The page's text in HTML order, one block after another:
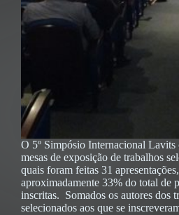
O 5º Simpósio Internacional
mesas de exposição de trabalhos
quais foram feitas 31
aproximadamente 33% do total de
inscritas. Somados os autores dos
selecionados aos que se